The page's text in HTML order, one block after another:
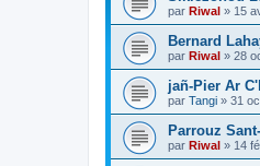
par Riwal » 15
Bernard
par Riwal » 28
jañ-Pier Ar
par Tangi » 31
Parrouz
par Riwal » 14